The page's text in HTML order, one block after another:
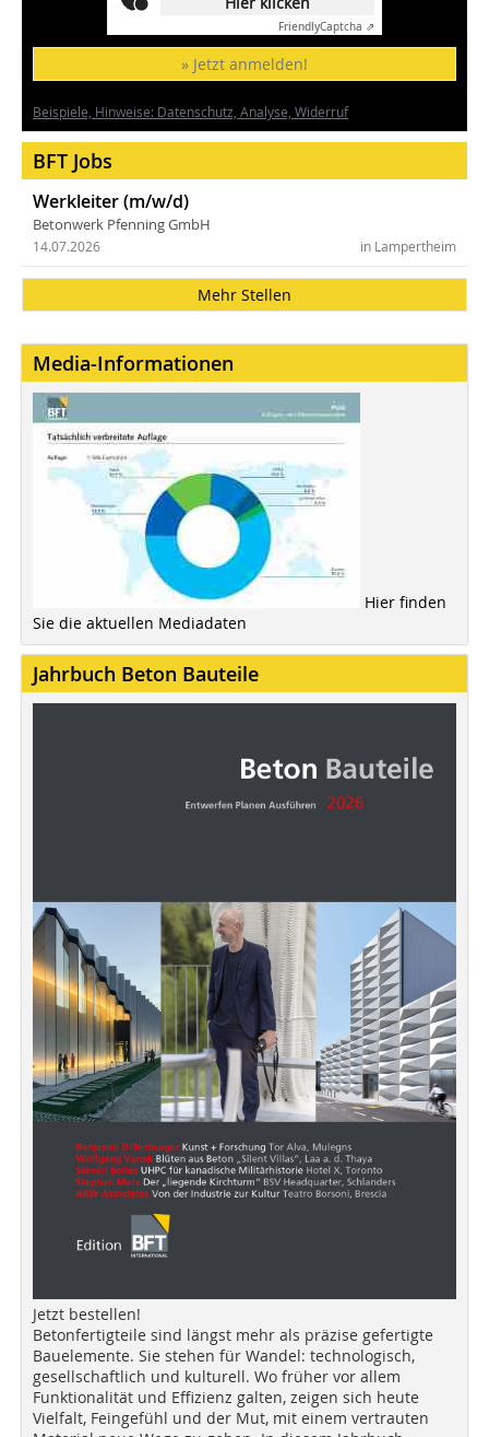
FriendlyCaptcha ⇗
» Jetzt anmelden!
Beispiele, Hinweise: Datenschutz, Analyse, Widerruf
BFT Jobs
Werkleiter (m/w/d)
Betonwerk Pfenning GmbH
in Lampertheim
14.07.2026
Mehr Stellen
Media-Informationen
Hier finden
Sie die aktuellen Mediadaten
Jahrbuch Beton Bauteile
Jetzt bestellen!
Betonfertigteile sind längst mehr als präzise gefertigte
Bauelemente. Sie stehen für Wandel: technologisch,
gesellschaftlich und kulturell. Wo früher vor allem
Funktionalität und Effizienz galten, zeigen sich heute
Vielfalt, Feingefühl und der Mut, mit einem vertrauten